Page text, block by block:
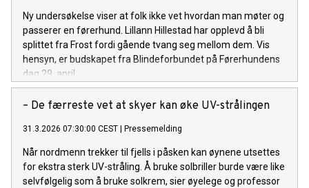
Ny undersøkelse viser at folk ikke vet hvordan man møter og
passerer en førerhund. Lillann Hillestad har opplevd å bli
splittet fra Frost fordi gående tvang seg mellom dem. Vis
hensyn, er budskapet fra Blindeforbundet på Førerhundens
dag 29. april.
– De færreste vet at skyer kan øke UV-strålingen
31.3.2026 07:30:00 CEST | Pressemelding
Når nordmenn trekker til fjells i påsken kan øynene utsettes
for ekstra sterk UV-stråling. Å bruke solbriller burde være like
selvfølgelig som å bruke solkrem, sier øyelege og professor